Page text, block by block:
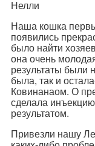
Нелли
Наша кошка
появились
было найти
она очень
результаты были
была, так и
Ковинанаом. О
сделала
результатом.
Привезли нашу